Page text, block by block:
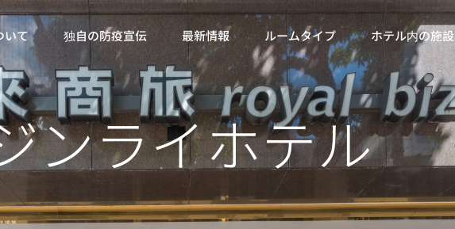
いて 独自の防疫宣伝 最新情報 ルームタイプ ホテル内の施設
ンライホテル